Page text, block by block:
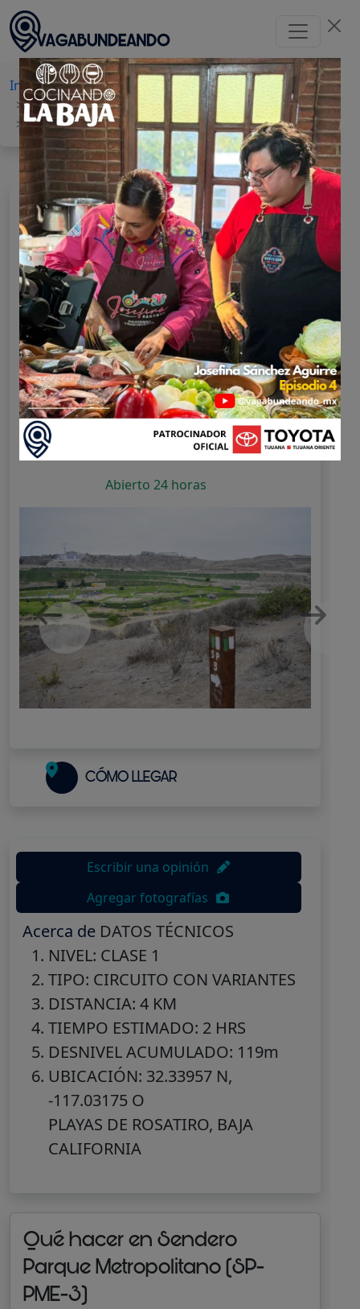
Inicio Baja California
Rosarito
Actividades al aire libre
Senderismo
Sendero Parque Metropolitano (SP-PME-3)
SENDERO PARQUE
METROPOLITANO (SP-PME-3)
¿Ya los visitaste?¡Califícalos!
5 stars
4 stars
3 stars
2 stars
1 star
Abierto 24 horas
Previous Next
CÓMO LLEGAR
Escribir una opinión
Agregar fotografías
Acerca de DATOS TÉCNICOS
NIVEL: CLASE 1
TIPO: CIRCUITO CON VARIANTES
DISTANCIA: 4 KM
TIEMPO ESTIMADO: 2 HRS
DESNIVEL ACUMULADO: 119m
UBICACIÓN: 32.33957 N,
-117.03175 O
PLAYAS DE ROSATIRO, BAJA
CALIFORNIA
Qué hacer en Sendero
Parque Metropolitano (SP-
PME-3)